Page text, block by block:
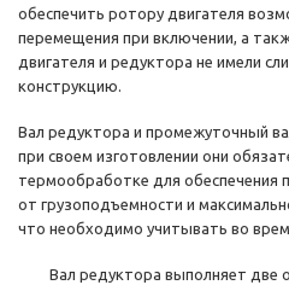
обеспечить ротору двигателя
перемещения при включении, а
двигателя и редуктора не имели
конструкцию.
Вал редуктора и промежуточный
при своем изготовлении они
термообработке для обеспечения
от грузоподъемности и
что необходимо учитывать во
Вал редуктора выполняет две